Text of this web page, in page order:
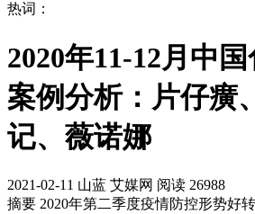
热词：
2020年11-12月中
案例分析：片仔癀
记、薇诺娜
2021-02-11 山蓝 艾媒网 阅读 26988
摘要 2020年第二季度疫情防控形势好